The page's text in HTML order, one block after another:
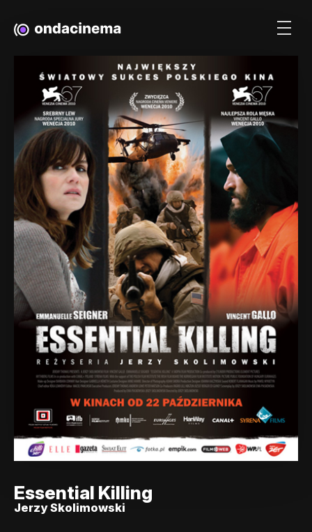
Essential Killing
Jerzy Skolimowski